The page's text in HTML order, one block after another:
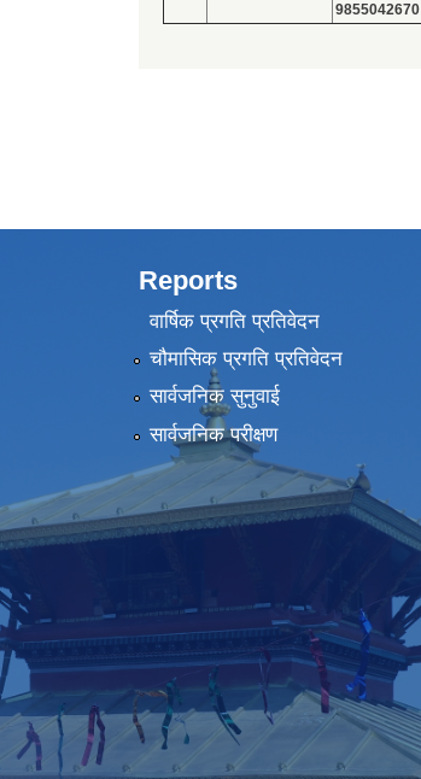
9855042670
Reports
वार्षिक प्रगति प्रतिवेदन
चौमासिक प्रगति प्रतिवेदन
सार्वजनिक सुनुवाई
सार्वजनिक परीक्षण